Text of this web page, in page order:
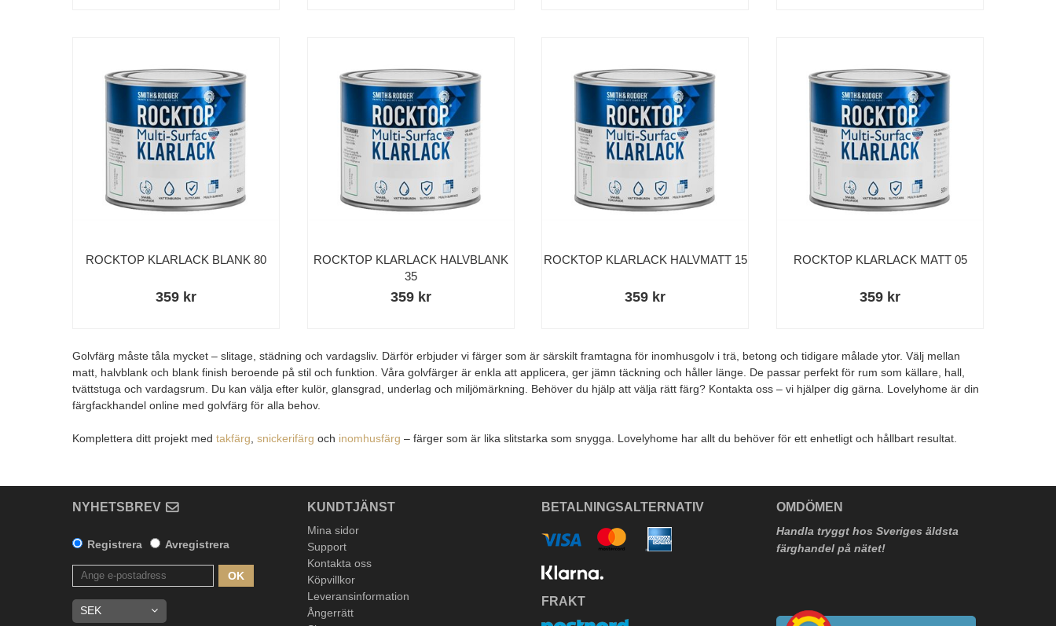
ROCKTOP KLARLACK BLANK 80
359 kr
ROCKTOP KLARLACK HALVBLANK
35
359 kr
ROCKTOP KLARLACK HALVMATT 15
359 kr
ROCKTOP KLARLACK MATT 05
359 kr
Golvfärg måste tåla mycket – slitage, städning och vardagsliv. Därför erbjuder vi färger som är särskilt framtagna för inomhusgolv i trä, betong och tidigare målade ytor. Välj mellan
matt, halvblank och blank finish beroende på stil och funktion. Våra golvfärger är enkla att applicera, ger jämn täckning och håller länge. De passar perfekt för rum som källare, hall,
tvättstuga och vardagsrum. Du kan välja efter kulör, glansgrad, underlag och miljömärkning. Behöver du hjälp att välja rätt färg? Kontakta oss – vi hjälper dig gärna. Lovelyhome är din
färgfackhandel online med golvfärg för alla behov.
Komplettera ditt projekt med takfärg snickerifärg och inomhusfärg – färger som är lika slitstarka som snygga. Lovelyhome har allt du behöver för ett enhetligt och hållbart resultat.
NYHETSBREV
Registrera Avregistrera
OK
KUNDTJÄNST
Mina sidor
Support
Kontakta oss
Köpvillkor
Leveransinformation
Ångerrätt
BETALNINGSALTERNATIV
FRAKT
OMDÖMEN
Handla tryggt hos Sveriges äldsta
färghandel på nätet!